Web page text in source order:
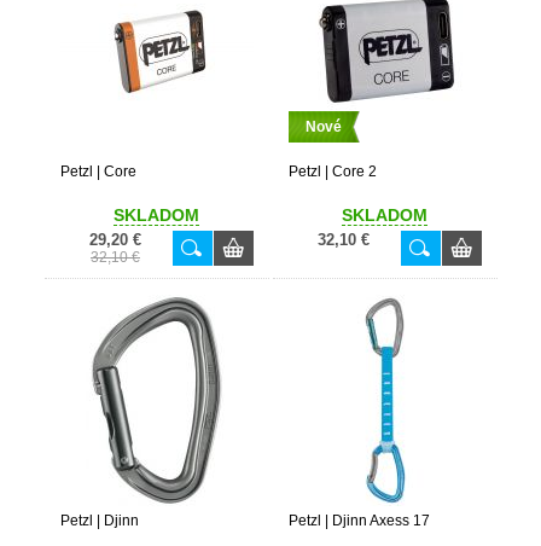
Petzl | Core
SKLADOM
29,20 €
32,10 €
Nové
Petzl | Core 2
SKLADOM
32,10 €
Petzl | Djinn Petzl | Djinn Axess 17